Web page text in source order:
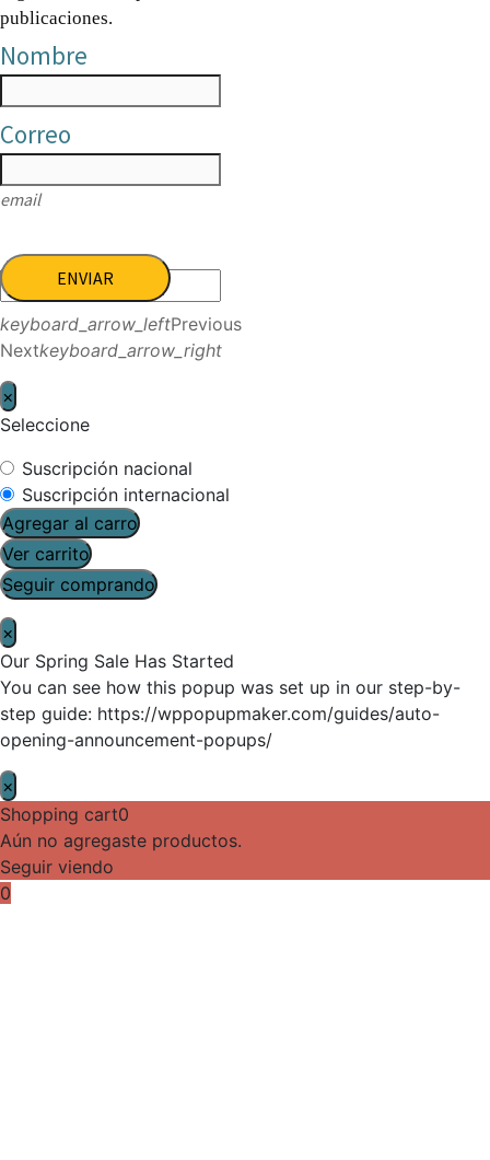
publicaciones.
Nombre
Correo
email
ENVIAR
keyboard_arrow_leftPrevious
Nextkeyboard_arrow_right
×
Seleccione
Suscripción nacional
Suscripción internacional
Agregar al carro
Ver carrito
Seguir comprando
×
Our Spring Sale Has Started
You can see how this popup was set up in our step-by-
step guide: https://wppopupmaker.com/guides/auto-
opening-announcement-popups/
×
Shopping cart0
Aún no agregaste productos.
Seguir viendo
0